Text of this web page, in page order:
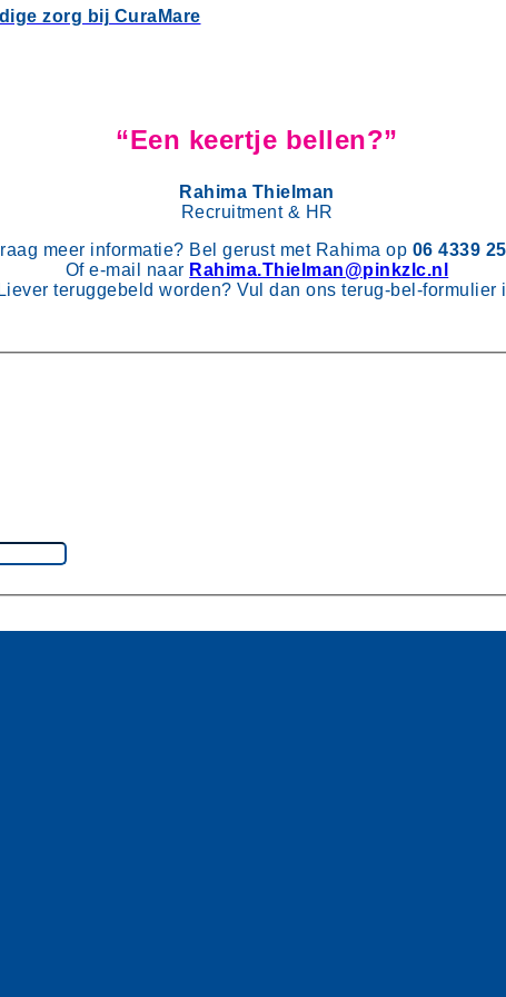
zorg bij CuraMare
“Een keertje bellen?”
Rahima Thielman
Recruitment & HR
meer informatie? Bel gerust met Rahima op 06 4339
Of e-mail naar Rahima.Thielman@pinkzlc.nl
Liever teruggebeld worden? Vul dan ons terug-bel-formulier